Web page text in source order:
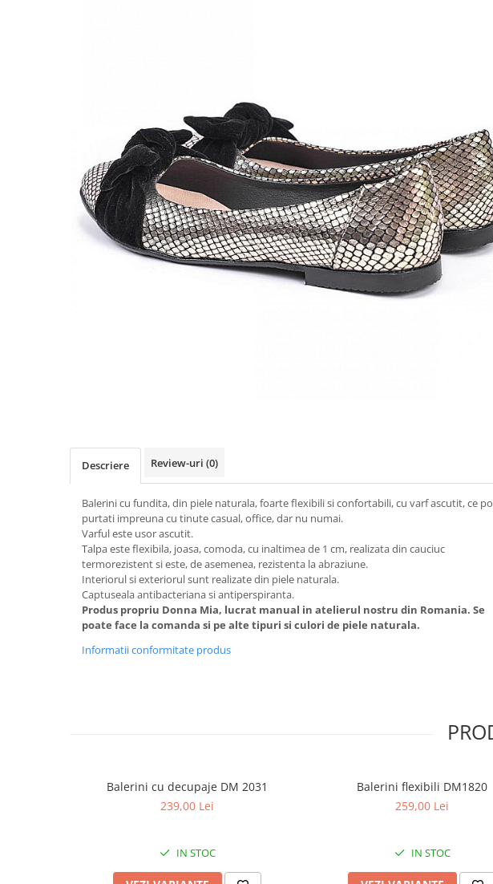
Descriere Review-uri (0)
Balerini cu fundita, din piele naturala, foarte flexibili si confortabili, cu varf ascutit, ce
purtati impreuna cu tinute casual, office, dar nu numai.
Varful este usor ascutit.
Talpa este flexibila, joasa, comoda, cu inaltimea de 1 cm, realizata din cauciuc
termorezistent si este, de asemenea, rezistenta la abraziune.
Interiorul si exteriorul sunt realizate din piele naturala.
Captuseala antibacteriana si antiperspiranta.
Produs propriu Donna Mia, lucrat manual in atelierul nostru din Romania. Se
poate face la comanda si pe alte tipuri si culori de piele naturala.
Informatii conformitate produs
Balerini cu decupaje DM 2031
239,00 Lei
IN STOC
Balerini flexibili DM1820
259,00 Lei
IN STOC